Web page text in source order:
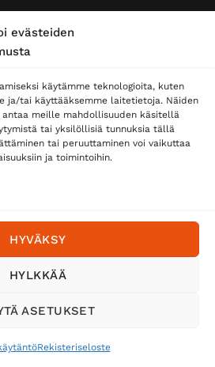
evästeiden
käytämme teknologioita, kuten
ja/tai käyttääksemme laitetietoja. Näiden
antaa meille mahdollisuuden käsitellä
tai yksilöllisiä tunnuksia tällä
tai peruuttaminen voi vaikuttaa
ja toimintoihin.
HYVÄKSY
HYLKKÄÄ
ASETUKSET
Rekisteriseloste
erikoisalennuksia